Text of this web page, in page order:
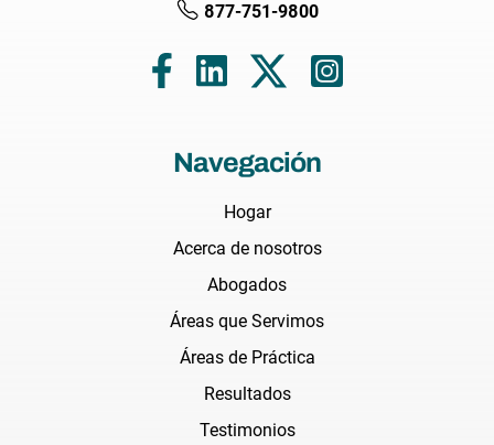
877-751-9800
Navegación
Hogar
Acerca de nosotros
Abogados
Áreas que Servimos
Áreas de Práctica
Resultados
Testimonios